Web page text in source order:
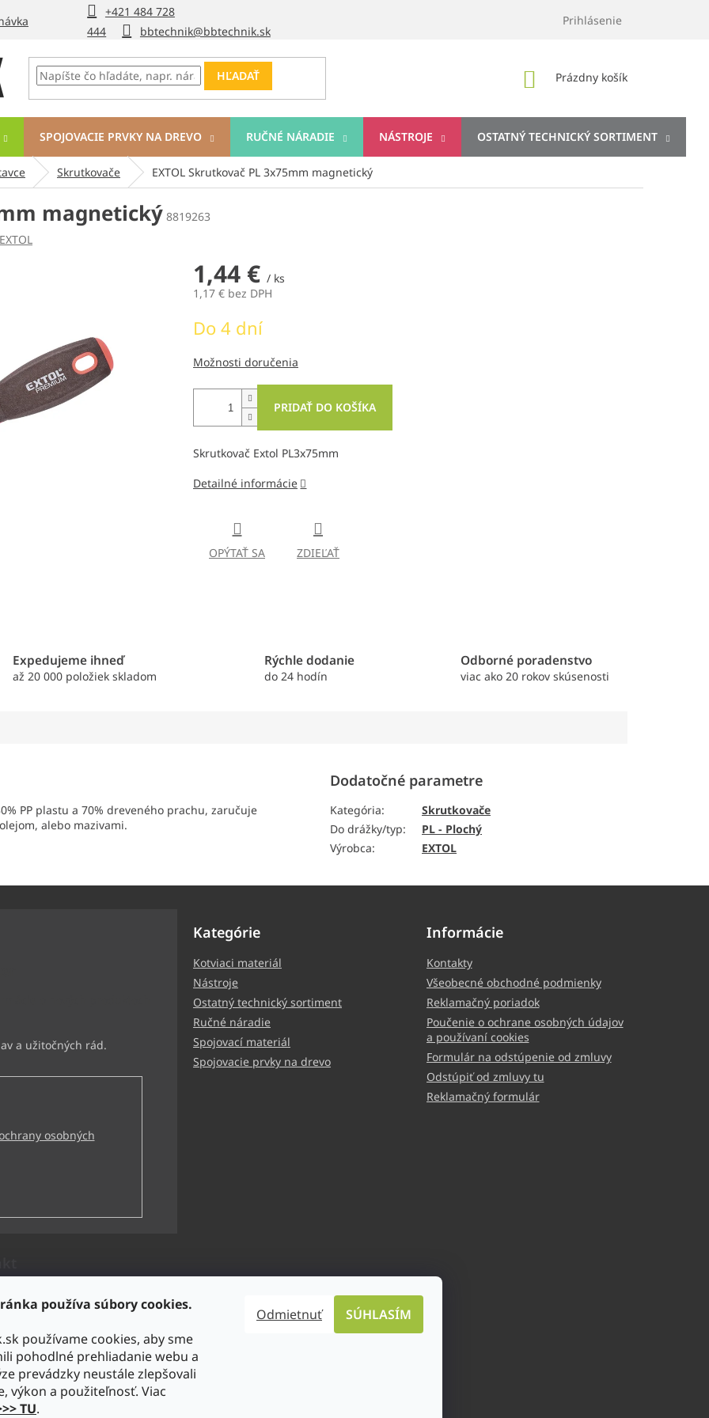
používa súbory cookies.
používame cookies, aby sme
pohodlné prehliadanie webu a
prevádzky neustále zlepšovali
výkon a použiteľnosť. Viac
TU.
Odmietnuť SÚHLASÍM
+421 484 728
444
bbtechnik@bbtechnik.sk
Prihlásenie
HĽADAŤ
NÁKUPNÝ
Prázdny košík
SPOJOVACIE PRVKY NA DREVO RUČNÉ NÁRADIE NÁSTROJE OSTATNÝ TECHNICKÝ SORTIMENT
Skrutkovače EXTOL Skrutkovač PL 3x75mm magnetický
magnetický 8819263
EXTOL
1,44 € / ks
1,17 € bez DPH
cena:
Do 4 dní
Možnosti doručenia
PRIDAŤ DO KOŠÍKA
Skrutkovač Extol PL3x75mm
Detailné informácie
OPÝTAŤ SA ZDIEĽAŤ
Expedujeme ihneď
až 20 000 položiek skladom
Rýchle dodanie
do 24 hodín
Odborné poradenstvo
viac ako 20 rokov skúsenosti
PP plastu a 70% dreveného prachu, zaručuje
alebo mazivami.
Dodatočné parametre
Kategória:
Skrutkovače
Do drážky/typ:
PL - Plochý
Výrobca: EXTOL
osobných
Kategórie
Kotviaci materiál
Nástroje
Ostatný technický sortiment
Ručné náradie
Spojovací materiál
Spojovacie prvky na drevo
Informácie
Kontakty
Všeobecné obchodné podmienky
Reklamačný poriadok
Poučenie o ochrane osobných údajov
a používaní cookies
Formulár na odstúpenie od zmluvy
Odstúpiť od zmluvy tu
Reklamačný formulár
bbtechnik.sk
TECHNIK s.r.o
www.youtube.com/@bb-t